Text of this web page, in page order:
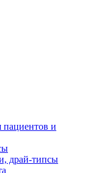
пациентов и
драй-типсы